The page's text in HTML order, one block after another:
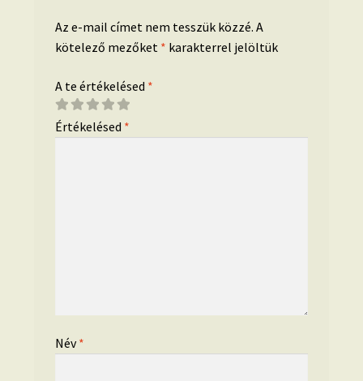
Az e-mail címet nem tesszük közzé. A
kötelező mezőket * karakterrel jelöltük
A te értékelésed *
Értékelésed *
Név*